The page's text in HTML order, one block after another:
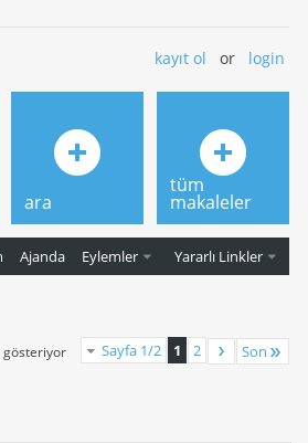
kayıt ol or login
Ajanda Eylemler Yararlı Linkler
ara
tüm
makaleler
Sayfa 1/2 1 2 Son
gösteriyor